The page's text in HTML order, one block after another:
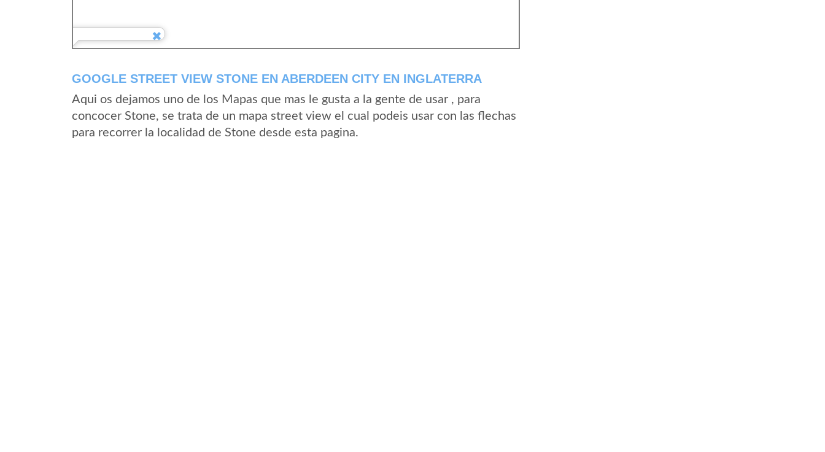
GOOGLE STREET VIEW STONE EN ABERDEEN CITY EN INGLATERRA
Aqui os dejamos uno de los Mapas que mas le gusta a la gente de usar , para
concocer Stone, se trata de un mapa street view el cual podeis usar con las flechas
para recorrer la localidad de Stone desde esta pagina.